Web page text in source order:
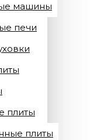
машины
печи
плиты
плиты